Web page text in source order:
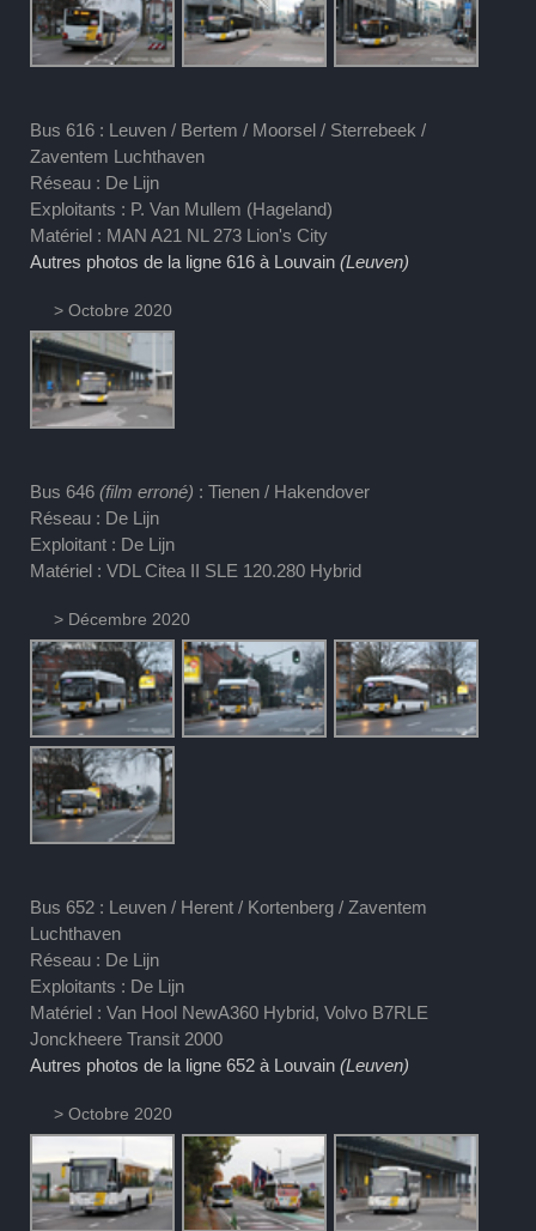
Bus 616 : Leuven / Bertem / Moorsel / Sterrebeek /
Zaventem Luchthaven
Réseau : De Lijn
Exploitants : P. Van Mullem (Hageland)
Matériel : MAN A21 NL 273 Lion's City
Autres photos de la ligne 616 à Louvain (Leuven)
> Octobre 2020
Bus 646 (film erroné) : Tienen / Hakendover
Réseau : De Lijn
Exploitant : De Lijn
Matériel : VDL Citea II SLE 120.280 Hybrid
> Décembre 2020
Bus 652 : Leuven / Herent / Kortenberg / Zaventem
Luchthaven
Réseau : De Lijn
Exploitants : De Lijn
Matériel : Van Hool NewA360 Hybrid, Volvo B7RLE
Jonckheere Transit 2000
Autres photos de la ligne 652 à Louvain (Leuven)
> Octobre 2020